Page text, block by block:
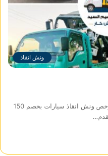
ونش انقاذ
ونش انقاذ ابراهيم السيد نحن اسرع وارخص ونش انقاذ سيارات بخصم 150